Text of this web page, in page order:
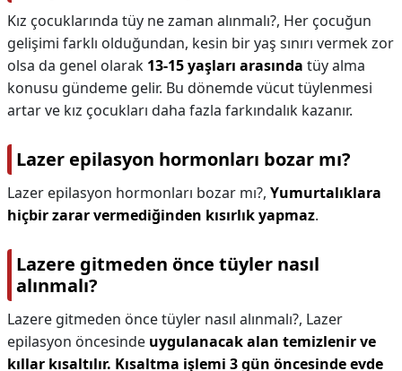
Kız çocuklarında tüy ne zaman alınmalı?, Her çocuğun
gelişimi farklı olduğundan, kesin bir yaş sınırı vermek zor
olsa da genel olarak 13-15 yaşları arasında tüy alma
konusu gündeme gelir. Bu dönemde vücut tüylenmesi
artar ve kız çocukları daha fazla farkındalık kazanır.
Lazer epilasyon hormonları bozar mı?
Lazer epilasyon hormonları bozar mı?, Yumurtalıklara
hiçbir zarar vermediğinden kısırlık yapmaz.
Lazere gitmeden önce tüyler nasıl
alınmalı?
Lazere gitmeden önce tüyler nasıl alınmalı?, Lazer
epilasyon öncesinde uygulanacak alan temizlenir ve
kıllar kısaltılır. Kısaltma işlemi 3 gün öncesinde evde